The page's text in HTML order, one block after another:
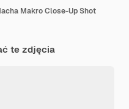
Makro Close-Up Shot
te zdjęcia